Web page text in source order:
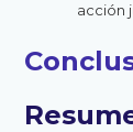
acción